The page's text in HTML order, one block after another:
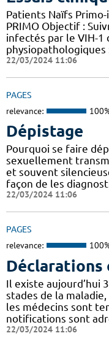
Patients Naïfs Primo-
PRIMO Objectif :
infectés par le VIH-1
22/03/2024 11:06
PAGES
relevance:
Dépistage
Pourquoi se faire
sexuellement
et souvent
façon de les
22/03/2024 11:06
PAGES
relevance:
Il existe aujourd’hui
stades de la
les médecins sont
notifications sont
22/03/2024 11:06